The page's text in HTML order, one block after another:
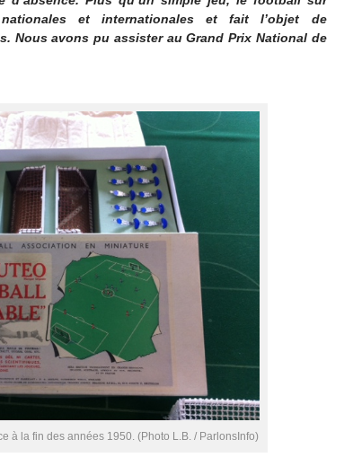
et internationales et fait l’objet de
Nous avons pu assister au Grand Prix National de
à la fin des années 1950. (Photo L.B. / ParlonsInfo)